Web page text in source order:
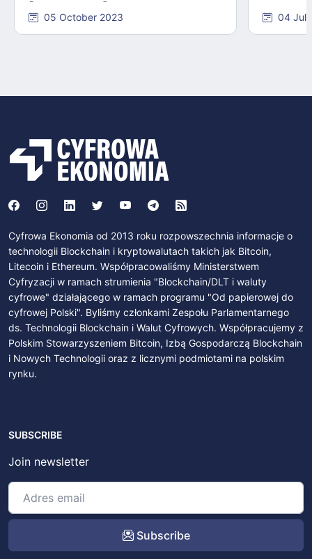
05 October 2023 04
Cyfrowa Ekonomia od 2013 roku rozpowszechnia informacje o
technologii Blockchain i kryptowalutach takich jak Bitcoin,
Litecoin i Ethereum. Współpracowaliśmy Ministerstwem
Cyfryzacji w ramach strumienia "Blockchain/DLT i waluty
cyfrowe" działającego w ramach programu "Od papierowej do
cyfrowej Polski". Byliśmy członkami Zespołu Parlamentarnego
ds. Technologii Blockchain i Walut Cyfrowych. Współpracujemy z
Polskim Stowarzyszeniem Bitcoin, Izbą Gospodarczą Blockchain
i Nowych Technologii oraz z licznymi podmiotami na polskim
rynku.
SUBSCRIBE
Join newsletter
Subscribe